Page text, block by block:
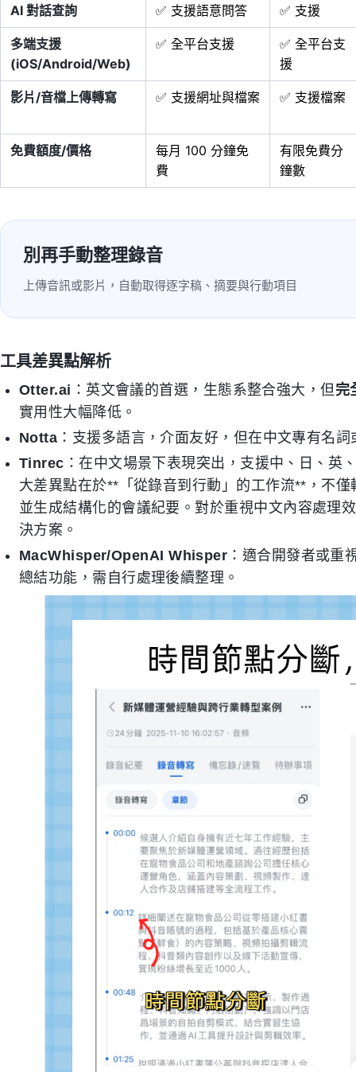
AI 對話查詢 ✅ 支援語意問答 ✅ 支援
多端支援
(iOS/Android/Web)
✅ 全平台支援
✅ 全平台支
援
影片/音檔上傳轉寫 ✅ 支援網址與檔案 ✅ 支援檔案
免費額度/價格
每月 100 分鐘免
費
有限免費分
鐘數
別再手動整理錄音
上傳音訊或影片，自動取得逐字稿、摘要與行動項目
工具差異點解析
Otter.ai ：英文會議的首選，生態系整合強大，但完
實用性大幅降低。
Notta ：支援多語言，介面友好，但在中文專有名
Tinrec ：在中文場景下表現突出，支援中、日、英
大差異點在於**「從錄音到行動」的工作流**，不
並生成結構化的會議紀要。對於重視中文內容處理
決方案。
MacWhisper/OpenAI Whisper ：適合開發者或重
總結功能，需自行處理後續整理。